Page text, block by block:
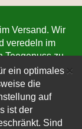
×
ein optimales
die
auf
ist der
Sind
Versand. Wir
veredeln im
Teegenuss zu
von 1-3
erfolgt